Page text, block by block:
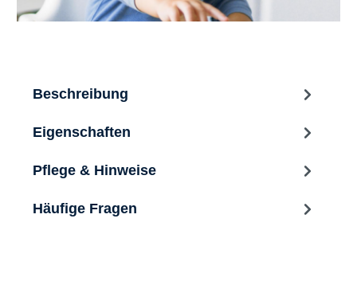
Beschreibung
Eigenschaften
Pflege & Hinweise
Häufige Fragen